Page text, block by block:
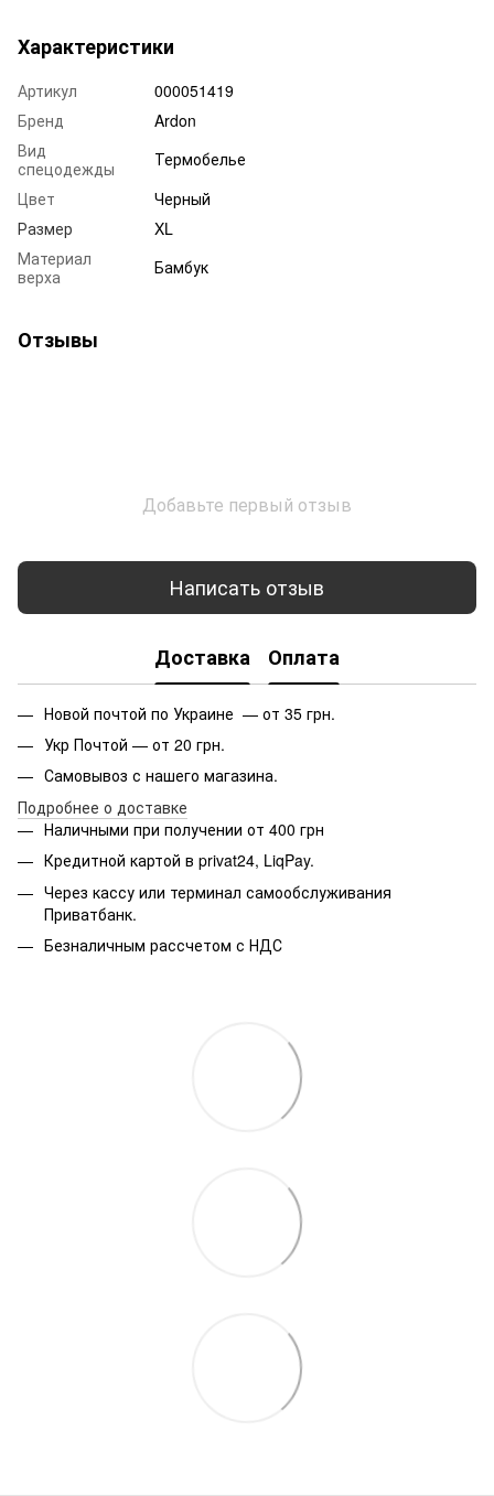
Характеристики
Артикул
000051419
Бренд
Ardon
Вид
спецодежды
Термобелье
Цвет
Черный
Размер
XL
Материал
верха
Бамбук
Отзывы
Добавьте первый отзыв
Написать отзыв
Доставка Оплата
Новой почтой по Украине — от 35 грн.
Укр Почтой — от 20 грн.
Самовывоз с нашего магазина.
Подробнее о доставке
Наличными при получении от 400 грн
Кредитной картой в privat24, LiqPay.
Через кассу или терминал самообслуживания
Приватбанк.
Безналичным рассчетом с НДС